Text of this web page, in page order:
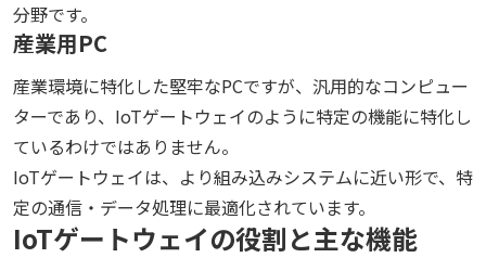
分野です。
産業用PC
産業環境に特化した堅牢なPCですが、汎用的なコンピュー
ターであり、IoTゲートウェイのように特定の機能に特化し
ているわけではありません。
IoTゲートウェイは、より組み込みシステムに近い形で、特
定の通信・データ処理に最適化されています。
IoTゲートウェイの役割と主な機能